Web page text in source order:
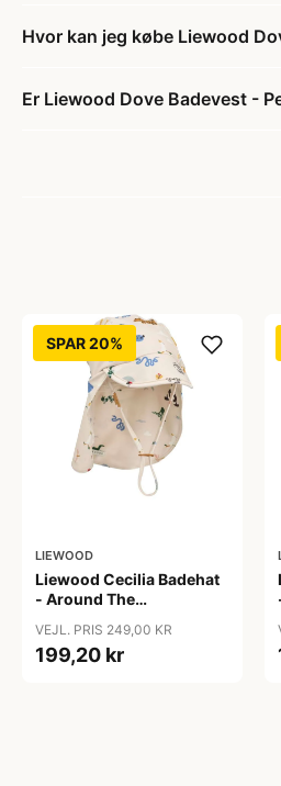
Hvor kan jeg købe Liewood
Er Liewood Dove Badevest -
SPAR 20%
LIEWOOD
Liewood Cecilia Badehat
- Around The
VEJL. PRIS 249,00 KR
199,20 kr